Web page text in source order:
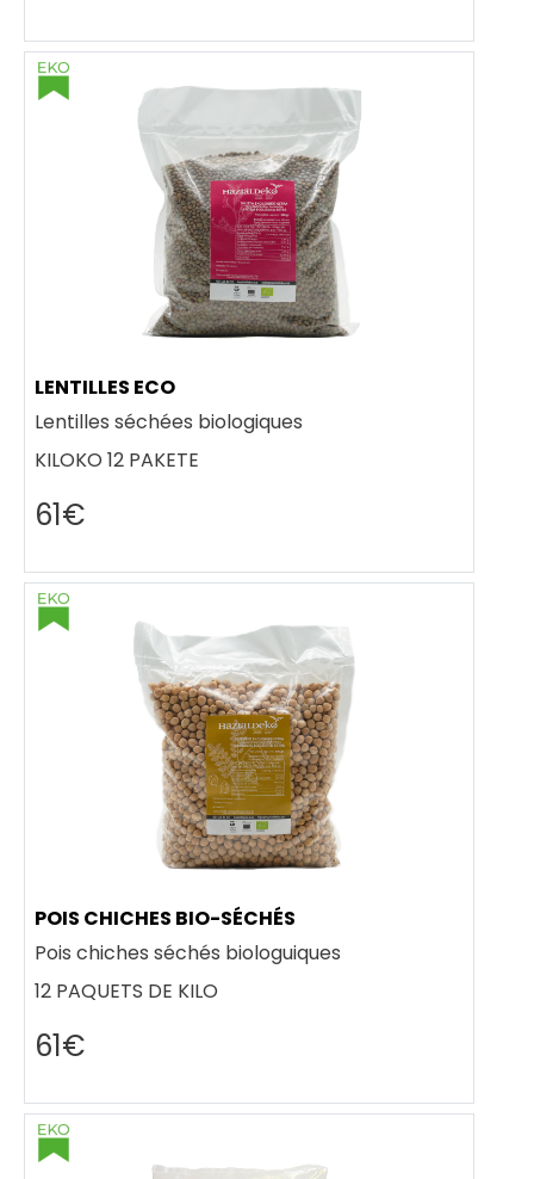
LENTILLES ECO
Lentilles séchées biologiques
KILOKO 12 PAKETE
61€
POIS CHICHES BIO-SÉCHÉS
Pois chiches séchés biologuiques
12 PAQUETS DE KILO
61€